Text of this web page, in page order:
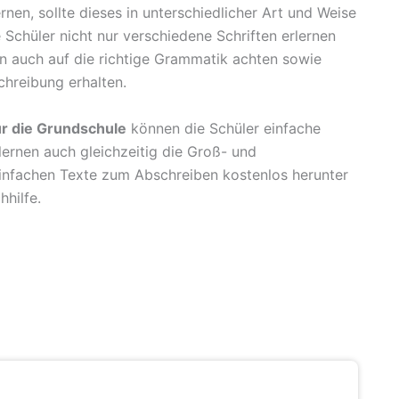
sollte dieses in unterschiedlicher Art und Weise
nicht nur verschiedene Schriften erlernen
auch auf die richtige Grammatik achten sowie
erhalten.
die Grundschule können die Schüler einfache
auch gleichzeitig die Groß- und
Texte zum Abschreiben kostenlos herunter